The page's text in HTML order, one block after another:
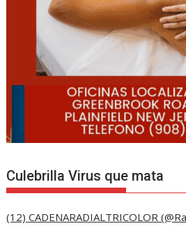
Culebrilla Virus que mata
(12) CADENARADIALTRICOLOR